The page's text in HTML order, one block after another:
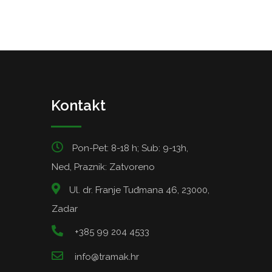
Kontakt
Pon-Pet: 8-18 h; Sub: 9-13h,
Ned, Praznik: Zatvoreno
Ul. dr. Franje Tuđmana 46, 23000,
Zadar
+385 99 204 4533
info@tramak.hr